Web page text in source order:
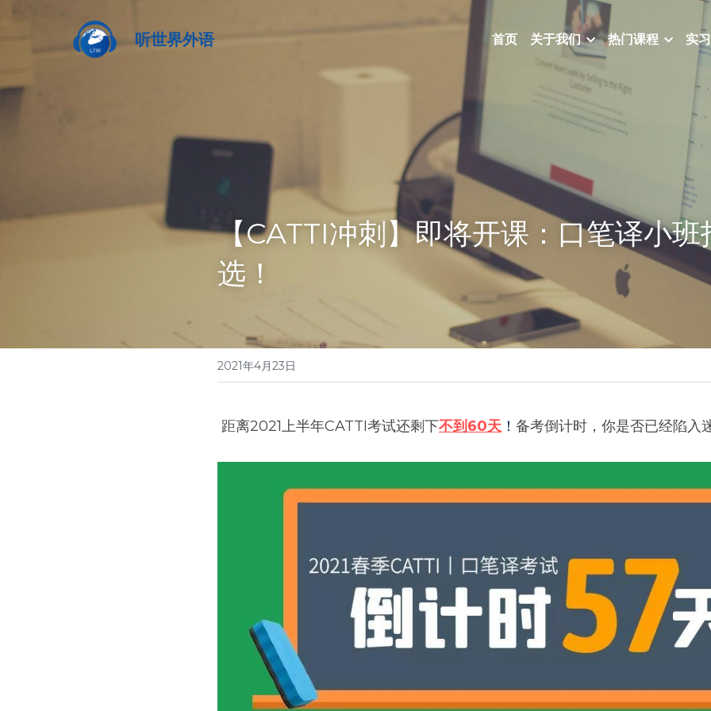
听世界外语 首页 关于我们 热门课程 实
【CATTI冲刺】即将开课：口笔译小班
选！
2021年4月23日
距离2021上半年CATTI考试还剩下不到60天 ！ 备考倒计时，你是否已经陷入